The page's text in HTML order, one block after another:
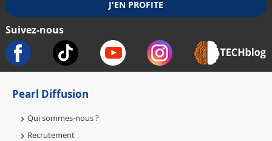
Suivez-nous
Pearl Diffusion
Qui sommes-nous ?
Recrutement